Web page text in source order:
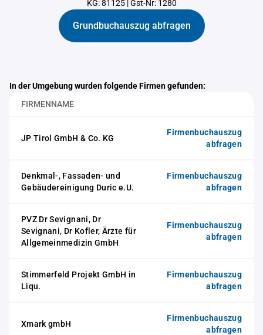
KG: 81125|Gst-Nr: 1280
Grundbuchauszug abfragen
In der Umgebung wurden folgende Firmen gefunden:
FIRMENNAME
JP Tirol GmbH & Co. KG
Firmenbuchauszug
abfragen
Denkmal-, Fassaden- und
Gebäudereinigung Duric e.U.
Firmenbuchauszug
abfragen
PVZ Dr Sevignani, Dr
Sevignani, Dr Kofler, Ärzte für
Allgemeinmedizin GmbH
Firmenbuchauszug
abfragen
Stimmerfeld Projekt GmbH in
Liqu.
Firmenbuchauszug
abfragen
Xmark gmbH
Firmenbuchauszug
abfragen